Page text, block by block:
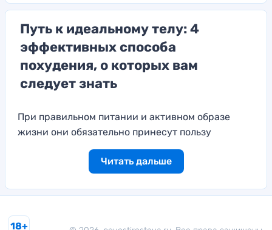
Путь к идеальному телу: 4
эффективных способа
похудения, о которых вам
следует знать
При правильном питании и активном образе
жизни они обязательно принесут пользу
Читать дальше
18+